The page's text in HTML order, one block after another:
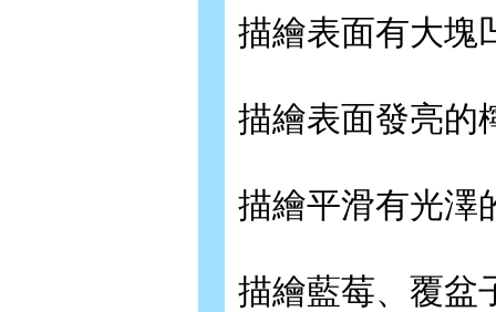
描繪表面有大塊
描繪表面發亮的
描繪平滑有光澤
描繪藍莓、覆盆